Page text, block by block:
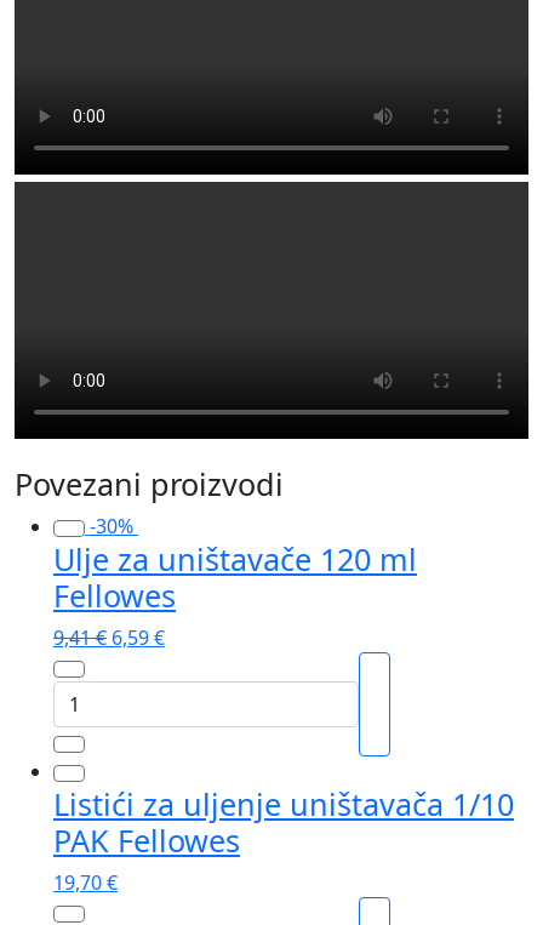
Povezani proizvodi
-30%
Ulje za uništavače 120 ml
Fellowes
9,41€ Izvorna
je:
6,59€Trenutna
6,59 €.
Ulje
za
uništavače
120
ml
Fellowes
količina
Listići za uljenje uništavača 1/10
PAK Fellowes
19,70€